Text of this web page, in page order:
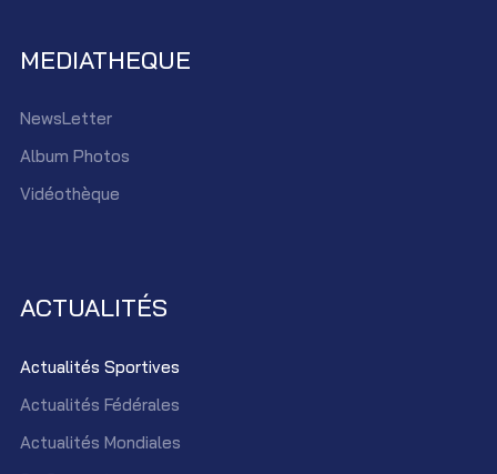
MEDIATHEQUE
NewsLetter
Album Photos
Vidéothèque
ACTUALITÉS
Actualités Sportives
Actualités Fédérales
Actualités Mondiales